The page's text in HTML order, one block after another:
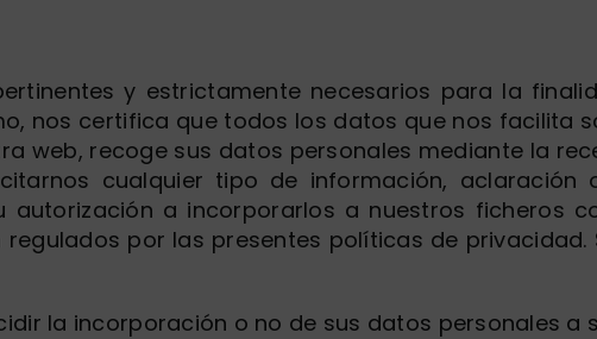
y estrictamente necesarios para la
nos certifica que todos los datos que nos facilita
web, recoge sus datos personales mediante la
cualquier tipo de información, aclaración
a incorporarlos a nuestros ficheros
por las presentes políticas de
la incorporación o no de sus datos personales a